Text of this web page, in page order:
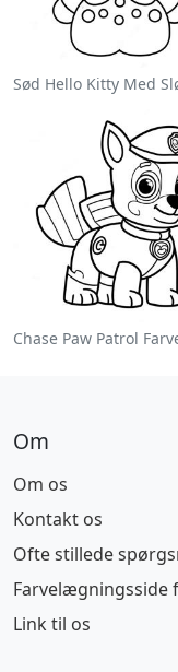
Om
Om os
Kontakt os
Ofte stillede
Farvelægningsside
Link til os